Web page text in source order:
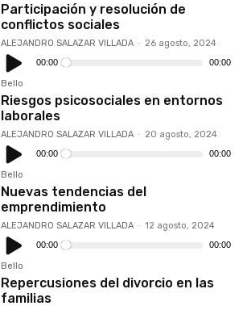
Participación y resolución de
conflictos sociales
ALEJANDRO SALAZAR VILLADA - 26 agosto, 2024
Reproductor
de
audio
00:00 00:00
Bello
Riesgos psicosociales en entornos
laborales
ALEJANDRO SALAZAR VILLADA - 20 agosto, 2024
Reproductor
de
audio
00:00 00:00
Bello
Nuevas tendencias del
emprendimiento
ALEJANDRO SALAZAR VILLADA - 12 agosto, 2024
Reproductor
de
audio
00:00 00:00
Bello
Repercusiones del divorcio en las
familias